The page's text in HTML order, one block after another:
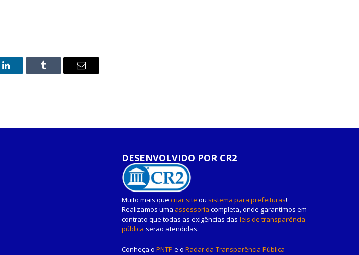
O
Tumblr
E-
DESENVOLVIDO POR CR2
Muito mais que criar site ou sistema para prefeituras!
Realizamos uma assessoria completa, onde garantimos em
contrato que todas as exigências das leis de transparência
pública serão atendidas.
Conheça o PNTP e o Radar da Transparência Pública